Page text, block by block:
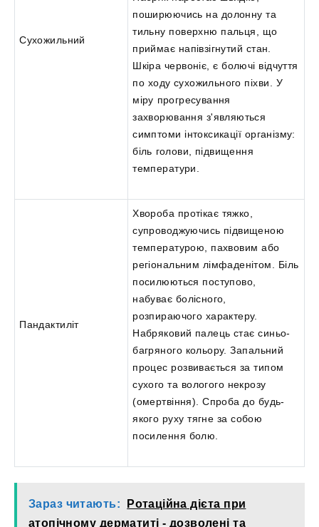
Сухожильний
поширюючись на долонну та
тильну поверхню пальця, що
приймає напівзігнутий стан.
Шкіра червоніє, є болючі відчуття
по ходу сухожильного піхви. У
міру прогресування
захворювання з'являються
симптоми інтоксикації організму:
біль голови, підвищення
температури.
Пандактиліт
Хвороба протікає тяжко,
супроводжуючись підвищеною
температурою, пахвовим або
регіональним лімфаденітом. Біль
посилюються поступово,
набуває болісного,
розпираючого характеру.
Набряковий палець стає синьо-
багряного кольору. Запальний
процес розвивається за типом
сухого та вологого некрозу
(омертвіння). Спроба до будь-
якого руху тягне за собою
посилення болю.
Зараз читають:
Ротаційна дієта при
атопічному дерматиті - дозволені та